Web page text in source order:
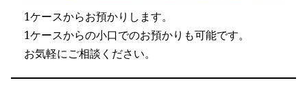
1ケースからお預かりします。
1ケースからの小口でのお預かりも可能です。
お気軽にご相談ください。